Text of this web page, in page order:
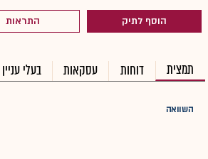
הוסף לתיק התראות
תמצית דוחות עסקאות בעלי עניין
השוואה